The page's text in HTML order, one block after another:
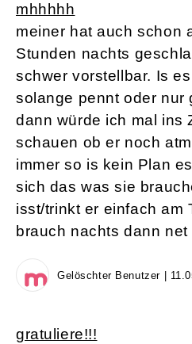
mhhhhh
meiner hat auch schon
Stunden nachts
schwer vorstellbar. Is
solange pennt oder nur
dann würde ich mal ins
schauen ob er noch
immer so is kein Plan
sich das was sie
isst/trinkt er einfach am
brauch nachts dann net
Gelöschter Benutzer |
gratuliere!!!